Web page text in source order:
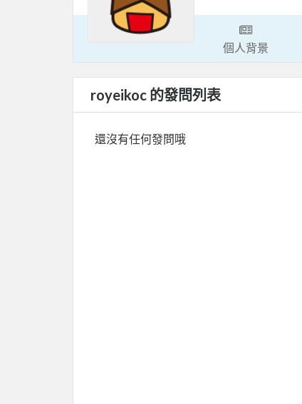
個人背景
royeikoc 的發問列表
還沒有任何發問哦